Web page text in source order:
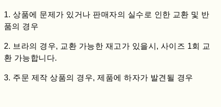
1. 상품에 문제가 있거나 판매자의 실수로 인한 교환 및 반
품의 경우
2. 브라의 경우, 교환 가능한 재고가 있을시, 사이즈 1회 교
환 가능합니다.
3. 주문 제작 상품의 경우, 제품에 하자가 발견될 경우